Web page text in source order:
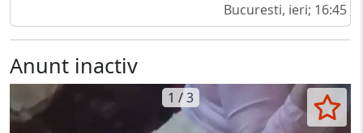
Bucuresti, ieri; 16:45
Anunt inactiv
1 / 3